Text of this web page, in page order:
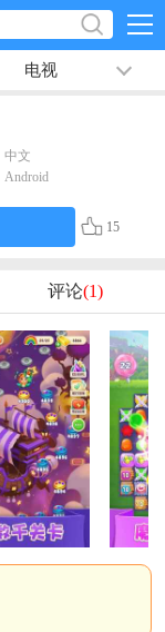
电视 排行榜
中文
Android
15
评论(1)